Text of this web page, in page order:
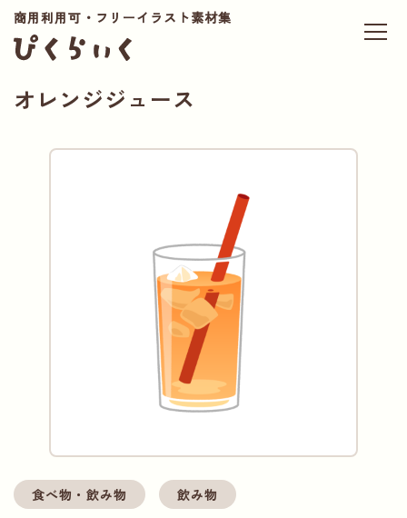
商用利用可・フリーイラスト素材集
オレンジジュース
食べ物・飲み物 飲み物